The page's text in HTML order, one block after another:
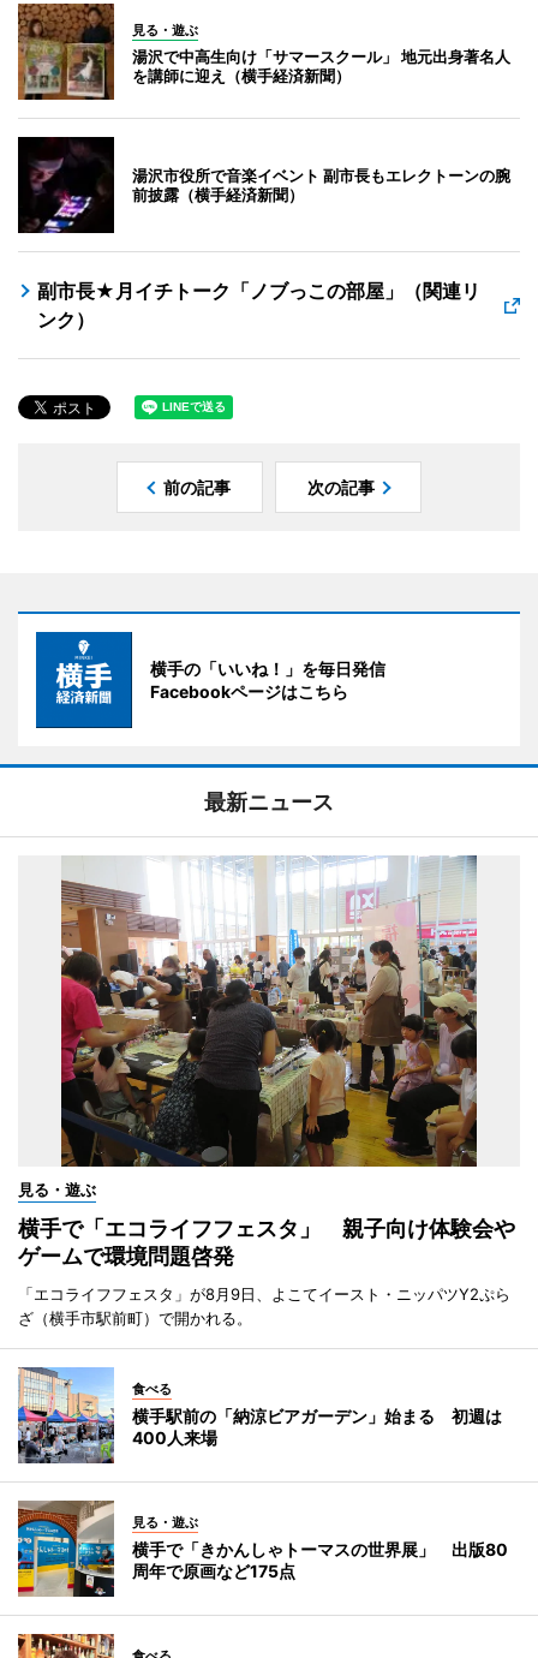
見る・遊ぶ
湯沢で中高生向け「サマースクール」 地元出身著名人
を講師に迎え（横手経済新聞）
湯沢市役所で音楽イベント 副市長もエレクトーンの腕
前披露（横手経済新聞）
副市長★月イチトーク「ノブっこの部屋」（関連リ
ンク）
前の記事 次の記事
横手の「いいね！」を毎日発信
Facebookページはこちら
最新ニュース
見る・遊ぶ
横手で「エコライフフェスタ」 親子向け体験会や
ゲームで環境問題啓発
「エコライフフェスタ」が8月9日、よこてイースト・ニッパツY2ぷら
ざ（横手市駅前町）で開かれる。
食べる
横手駅前の「納涼ビアガーデン」始まる 初週は
400人来場
見る・遊ぶ
横手で「きかんしゃトーマスの世界展」 出版80
周年で原画など175点